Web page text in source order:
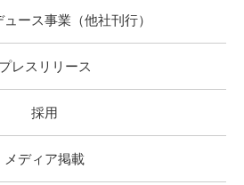
ース事業（他社刊行）
プレスリリース
採用
メディア掲載